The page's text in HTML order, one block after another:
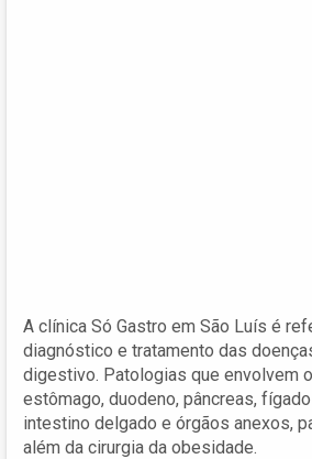
A clínica Só Gastro em São Luís é
diagnóstico e tratamento das
digestivo. Patologias que envolvem
estômago, duodeno, pâncreas,
intestino delgado e órgãos anexos,
além da cirurgia da obesidade.